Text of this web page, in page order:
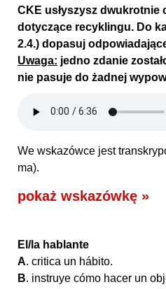
CKE usłyszysz dwukrotnie
dotyczące recyklingu. Do
2.4.) dopasuj
Uwaga: jedno zdanie
nie pasuje do żadnej
We wskazówce jest
ma).
pokaż wskazówkę »
El/la hablante
A. critica un hábito.
B. instruye cómo hacer un